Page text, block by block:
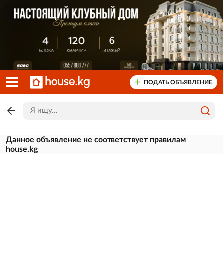
ПОДАТЬ ОБЪЯВЛЕНИЕ
Данное объявление не соответствует правилам
house.kg